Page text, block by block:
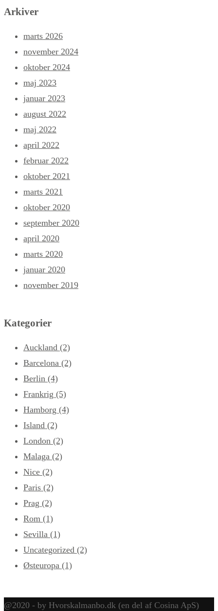
Arkiver
marts 2026
november 2024
oktober 2024
maj 2023
januar 2023
august 2022
maj 2022
april 2022
februar 2022
oktober 2021
marts 2021
oktober 2020
september 2020
april 2020
marts 2020
januar 2020
november 2019
Kategorier
Auckland (2)
Barcelona (2)
Berlin (4)
Frankrig (5)
Hamborg (4)
Island (2)
London (2)
Malaga (2)
Nice (2)
Paris (2)
Prag (2)
Rom (1)
Sevilla (1)
Uncategorized (2)
Østeuropa (1)
@2020 - by Hvorskalmanbo.dk (en del af Cosina ApS)